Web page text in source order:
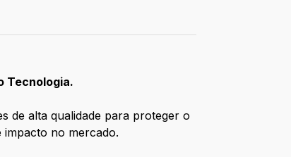
Tecnologia.
de alta qualidade para proteger o
impacto no mercado.